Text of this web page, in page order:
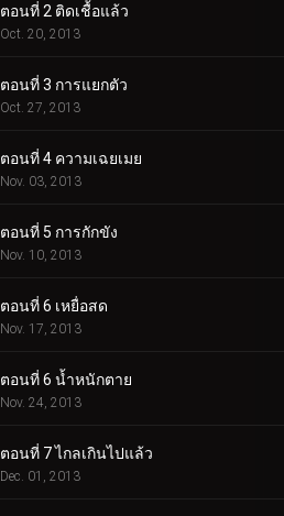
ตอนที่ 2 ติดเชื้อแล้ว
Oct. 20, 2013
ตอนที่ 3 การแยกตัว
Oct. 27, 2013
ตอนที่ 4 ความเฉยเมย
Nov. 03, 2013
ตอนที่ 5 การกักขัง
Nov. 10, 2013
ตอนที่ 6 เหยื่อสด
Nov. 17, 2013
ตอนที่ 6 น้ำหนักตาย
Nov. 24, 2013
ตอนที่ 7 ไกลเกินไปแล้ว
Dec. 01, 2013